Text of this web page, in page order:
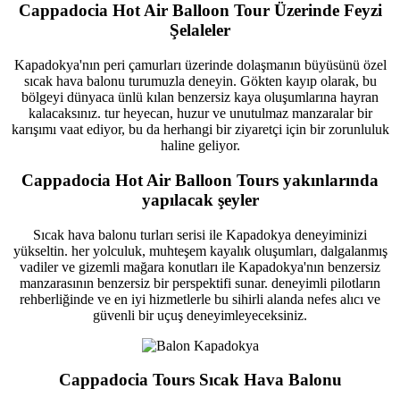
Cappadocia Hot Air Balloon Tour Üzerinde Feyzi
Şelaleler
Kapadokya'nın peri çamurları üzerinde dolaşmanın büyüsünü özel
sıcak hava balonu turumuzla deneyin. Gökten kayıp olarak, bu
bölgeyi dünyaca ünlü kılan benzersiz kaya oluşumlarına hayran
kalacaksınız. tur heyecan, huzur ve unutulmaz manzaralar bir
karışımı vaat ediyor, bu da herhangi bir ziyaretçi için bir zorunluluk
haline geliyor.
Cappadocia Hot Air Balloon Tours yakınlarında
yapılacak şeyler
Sıcak hava balonu turları serisi ile Kapadokya deneyiminizi
yükseltin. her yolculuk, muhteşem kayalık oluşumları, dalgalanmış
vadiler ve gizemli mağara konutları ile Kapadokya'nın benzersiz
manzarasının benzersiz bir perspektifi sunar. deneyimli pilotların
rehberliğinde ve en iyi hizmetlerle bu sihirli alanda nefes alıcı ve
güvenli bir uçuş deneyimleyeceksiniz.
Cappadocia Tours Sıcak Hava Balonu